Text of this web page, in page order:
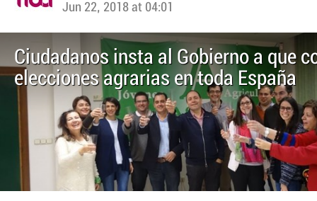
Jun 22, 2018 at 04:01
Ciudadanos insta al Gobierno a que
elecciones agrarias en toda España